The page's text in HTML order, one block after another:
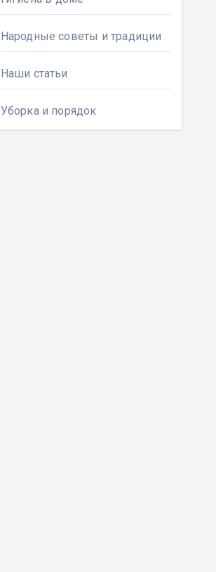
Народные советы и традиции
Наши статьи
Уборка и порядок